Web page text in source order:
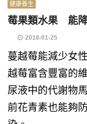
健康養生
莓果類水果 能
2018-01-25
蔓越莓能減少女
越莓富含豐富的
尿液中的代謝物
前花青素也能夠